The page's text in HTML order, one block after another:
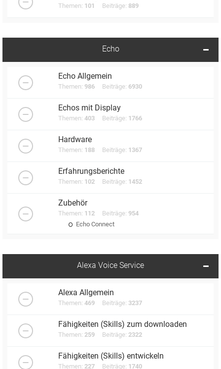
Themen: 101 Beiträge: 889
Echo
Echo Allgemein
Themen: 986 Beiträge: 6930
Echos mit Display
Themen: 403 Beiträge: 1766
Hardware
Themen: 188 Beiträge: 1367
Erfahrungsberichte
Themen: 102 Beiträge: 1452
Zubehör
Themen: 112 Beiträge: 954
Echo Connect
Alexa Voice Service
Alexa Allgemein
Themen: 469 Beiträge: 3237
Fähigkeiten (Skills) zum downloaden
Themen: 259 Beiträge: 2322
Fähigkeiten (Skills) entwickeln
Themen: 227 Beiträge: 1740